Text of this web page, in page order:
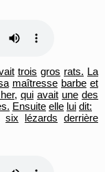
trois gros rats. La
maîtresse barbe et
qui avait une des
Ensuite elle lui dit:
six lézards derrière